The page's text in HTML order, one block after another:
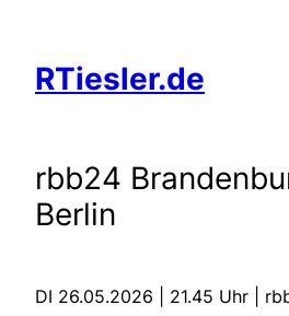
springen
RTiesler.de
rbb24
Berlin
DI 26.05.2026 | 21.45 Uhr |